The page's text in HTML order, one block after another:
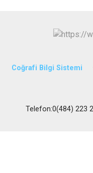
Coğrafi Bilgi Sistemi
Telefon:0(484) 223